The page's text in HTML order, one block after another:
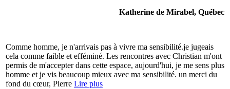
Katherine de Mirabel, Québec
Comme homme, je n'arrivais pas à vivre ma sensibilité.je jugeais
cela comme faible et efféminé. Les rencontres avec Christian m'ont
permis de m'accepter dans cette espace, aujourd'hui, je me sens plus
homme et je vis beaucoup mieux avec ma sensibilité. un merci du
fond du cœur, Pierre Lire plus